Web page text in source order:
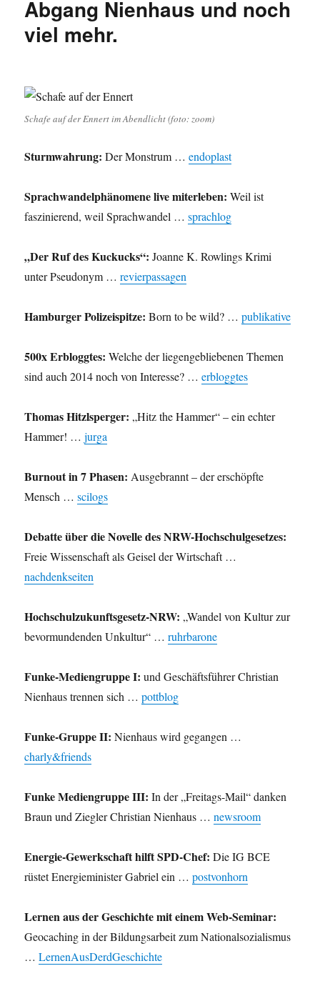
Abgang Nienhaus und noch
viel mehr.
Schafe auf der Ennert im Abendlicht (foto: zoom)
Sturmwahrung: Der Monstrum …endoplast
Sprachwandelphänomene live miterleben: Weil ist
faszinierend, weil Sprachwandel …sprachlog
„Der Ruf des Kuckucks“: Joanne K. Rowlings Krimi
unter Pseudonym …revierpassagen
Hamburger Polizeispitze: Born to be wild? …publikative
500x Erbloggtes: Welche der liegengebliebenen Themen
sind auch 2014 noch von Interesse? …erbloggtes
Thomas Hitzlsperger: „Hitz the Hammer“ – ein echter
Hammer! …jurga
Burnout in 7 Phasen: Ausgebrannt – der erschöpfte
Mensch …scilogs
Debatte über die Novelle des NRW-Hochschulgesetzes:
Freie Wissenschaft als Geisel der Wirtschaft …
nachdenkseiten
Hochschulzukunftsgesetz-NRW: „Wandel von Kultur zur
bevormundenden Unkultur“ …ruhrbarone
Funke-Mediengruppe I: und Geschäftsführer Christian
Nienhaus trennen sich …pottblog
Funke-Gruppe II: Nienhaus wird gegangen …
charly&friends
Funke Mediengruppe III: In der „Freitags-Mail“ danken
Braun und Ziegler Christian Nienhaus …newsroom
Energie-Gewerkschaft hilft SPD-Chef: Die IG BCE
rüstet Energieminister Gabriel ein …postvonhorn
Lernen aus der Geschichte mit einem Web-Seminar:
Geocaching in der Bildungsarbeit zum Nationalsozialismus
…LernenAusDerdGeschichte